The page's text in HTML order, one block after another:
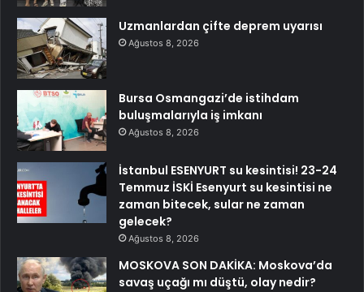
Uzmanlardan çifte deprem uyarısı
Ağustos 8, 2026
Bursa Osmangazi’de istihdam
buluşmalarıyla iş imkanı
Ağustos 8, 2026
İstanbul ESENYURT su kesintisi! 23-24
Temmuz İSKİ Esenyurt su kesintisi ne
zaman bitecek, sular ne zaman
gelecek?
Ağustos 8, 2026
MOSKOVA SON DAKİKA: Moskova’da
savaş uçağı mı düştü, olay nedir?